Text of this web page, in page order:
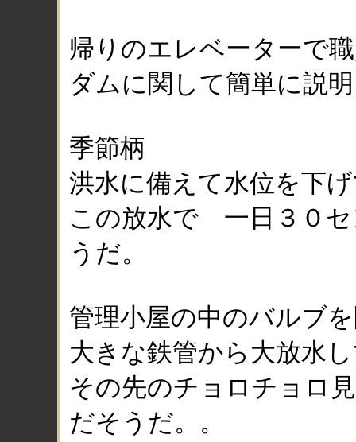
帰りのエレベーターで
ダムに関して簡単に説
季節柄
洪水に備えて水位を下
この放水で 一日３０
うだ。
管理小屋の中のバルブ
大きな鉄管から大放水
その先のチョロチョロ
だそうだ。。